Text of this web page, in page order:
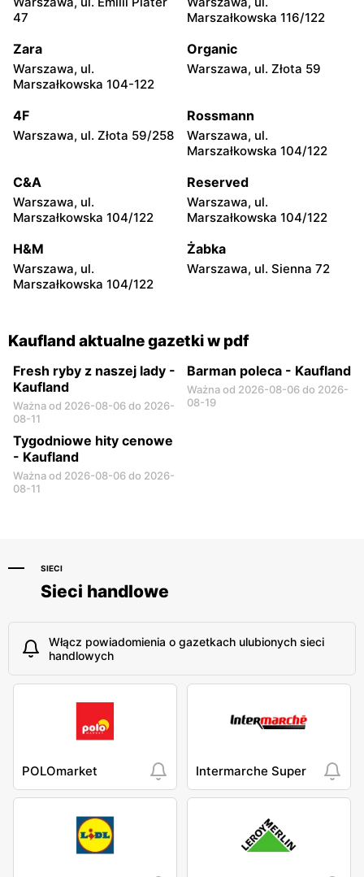
Kaufland
Łowicz, ul. Stefana
Starzyńskiego 10-12
Kaufland
Ciechanów, ul. Armii
Krajowej 15
Kaufland
Kozienice, ul. Warszawska
59e
Siedlce, ul. Sokołowska 113
Ostrów Mazowiecka, ul.
Lubiejewska 65
Kaufland
Dęblin, ul. 15 Pułku
Piechoty Wilków 5i
Kaufland
Radom, ul. 25 Czerwca 46
A
Kaufland
Płock, ul. Konstantego
Ildefonsa Gałczyńskiego 11
Kaufland
47
Marszałkowska 116/122
Zara
Warszawa, ul.
Marszałkowska 104-122
Organic
Warszawa, ul. Złota 59
4F
Warszawa, ul. Złota 59/258
Rossmann
Warszawa, ul.
Marszałkowska 104/122
C&A
Warszawa, ul.
Marszałkowska 104/122
Reserved
Warszawa, ul.
Marszałkowska 104/122
H&M
Warszawa, ul.
Marszałkowska 104/122
Żabka
Warszawa, ul. Sienna 72
Kaufland aktualne gazetki w pdf
Fresh ryby z naszej lady -
Kaufland
Ważna od 2026-08-06 do 2026-
08-11
Barman poleca - Kaufland
Ważna od 2026-08-06 do 2026-
08-19
Tygodniowe hity cenowe
- Kaufland
Ważna od 2026-08-06 do 2026-
08-11
SIECI
Sieci handlowe
Włącz powiadomienia o gazetkach ulubionych sieci
handlowych
POLOmarket Intermarche Super